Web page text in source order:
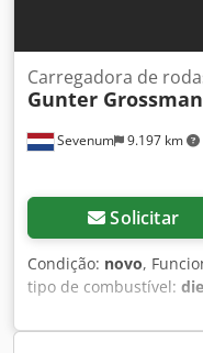
Sevenum 9.197 km
Carregadora de
Gunter
Solicitar
Condição: novo,
tipo de combustível:
peso máximo de carga: